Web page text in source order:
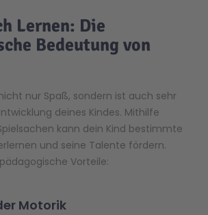
Lernen: Die
Bedeutung von
nur Spaß, sondern ist auch sehr
deines Kindes. Mithilfe
kann dein Kind bestimmte
und seine Talente fördern.
Vorteile:
Motorik